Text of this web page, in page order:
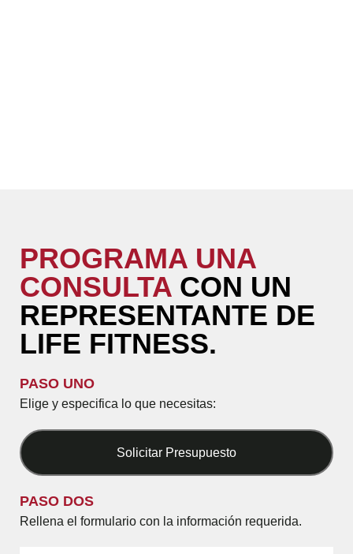
PROGRAMA UNA
CONSULTA CON UN
REPRESENTANTE DE
LIFE FITNESS.
PASO UNO
Elige y especifica lo que necesitas:
Solicitar Presupuesto
PASO DOS
Rellena el formulario con la información requerida.